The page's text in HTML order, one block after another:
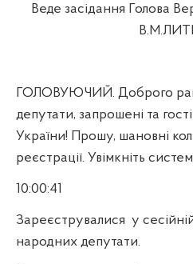
Веде засідання Голова
ГОЛОВУЮЧИЙ. Доброго
депутати, запрошені та
України! Прошу, шановні
реєстрації. Увімкніть
10:00:41
Зареєструвалися у
народних депутати.